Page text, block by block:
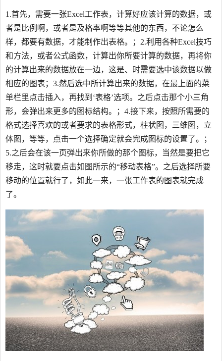
1.首先，需要一张Excel工作表，计算好应该计算的数据，或
者是比例啊，或者是及格率啊等等其他的东西，不论怎么
样，都要有数据，才能制作出表格。；2.利用各种Excel技巧
和方法，或者公式函数，计算出你所要计算的数据，再将你
的计算出来的数据放在一边，这是、时需要选中该数据以做
相应的图表；3.然后选中所计算出来的数据，在最上面的菜
单栏里点击插入，再找到‘表格’选项。之后点击那个小三角
形，会弹出来更多的图标结构。；4.接下来，按照所需要的
格式选择喜欢的或者要求的表格形式，柱状图，三维图，立
体图，等等，点击一个选择确定就会完成图标的设置了。；
5.之后会在该一页弹出来你所做的那个图标，当然是要把它
移走，这时就要点击如图所示的“移动表格”。之后选择所要
移动的位置就行了，如此一来，一张工作表的图表就完成
了。